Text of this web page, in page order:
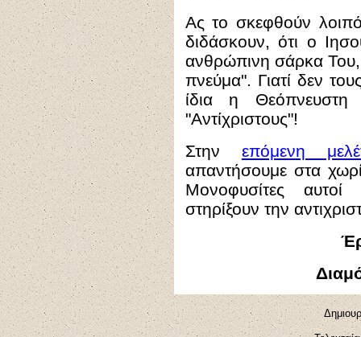
Ας το σκεφθούν
διδάσκουν, ότι ο
ανθρώπινη σάρκα Του,
πνεύμα". Γιατί δεν
ίδια η
"Αντίχριστους"!
Στην επόμενη
απαντήσουμε στα
Μονοφυσίτες αυτοί
στηρίξουν την